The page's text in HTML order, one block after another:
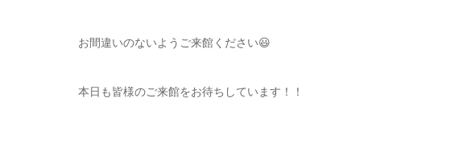
お間違いのないようご来館ください😃
本日も皆様のご来館をお待ちしています！！